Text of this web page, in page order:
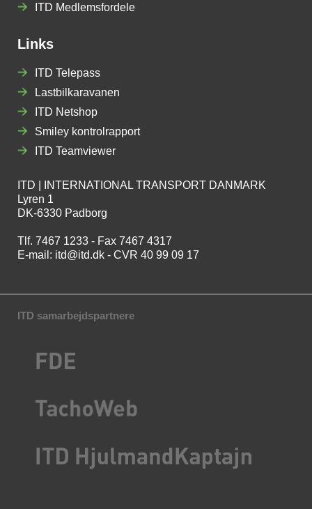
ITD Medlemsfordele
Links
ITD Telepass
Lastbilkaravanen
ITD Netshop
Smiley kontrolrapport
ITD Teamviewer
ITD | INTERNATIONAL TRANSPORT DANMARK
Lyren 1
DK-6330 Padborg
Tlf. 7467 1233 - Fax 7467 4317
E-mail: itd@itd.dk - CVR 40 99 09 17
ITD samarbejdspartnere